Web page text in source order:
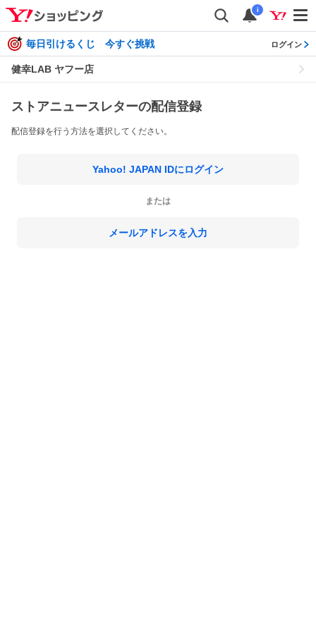
i
毎日引けるくじ 今すぐ挑戦 ログイン
健幸LAB ヤフー店
ストアニュースレターの配信登録
配信登録を行う方法を選択してください。
Yahoo! JAPAN IDにログイン
または
メールアドレスを入力